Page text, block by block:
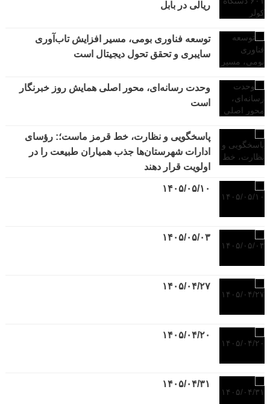
ریالی در بابل
توسعه فناوری بومی، مسیر افزایش تاب‌آوری
سایبری و تحقق تحول دیجیتال است
وحدت رسانه‌ای، محور اصلی همایش روز خبرنگار
است
پاسخگویی و نظارت، خط قرمز ماست؛: رؤسای
ادارات شهرستان‌ها جذب همیاران طبیعت را در
اولویت قرار دهند
۱۴۰۵/۰۵/۱۰
۱۴۰۵/۰۵/۰۳
۱۴۰۵/۰۴/۲۷
۱۴۰۵/۰۴/۲۰
۱۴۰۵/۰۴/۳۱